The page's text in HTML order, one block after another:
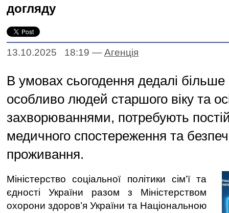
догляду
13.10.2025 18:19 — Агенцiя
В умовах сьогодення дедалі більше
особливо людей старшого віку та
захворюваннями, потребують
медичного спостереження та
проживання.
Міністерство соціальної політики сім’ї та
єдності України разом з Міністерством
охорони здоров’я України та Національною